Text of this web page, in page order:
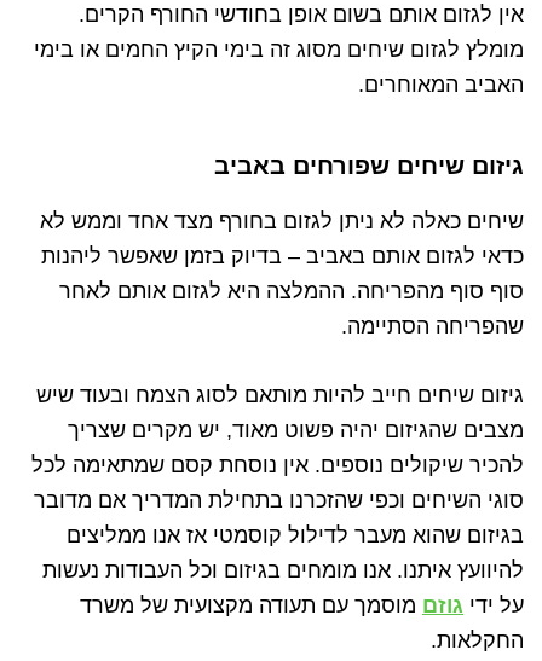
אין לגזום אותם בשום אופן בחודשי החורף הקרים.
מומלץ לגזום שיחים מסוג זה בימי הקיץ החמים או בימי
האביב המאוחרים.
גיזום שיחים שפורחים באביב
שיחים כאלה לא ניתן לגזום בחורף מצד אחד וממש לא
כדאי לגזום אותם באביב – בדיוק בזמן שאפשר ליהנות
סוף סוף מהפריחה. ההמלצה היא לגזום אותם לאחר
שהפריחה הסתיימה.
גיזום שיחים חייב להיות מותאם לסוג הצמח ובעוד שיש
מצבים שהגיזום יהיה פשוט מאוד, יש מקרים שצריך
להכיר שיקולים נוספים. אין נוסחת קסם שמתאימה לכל
סוגי השיחים וכפי שהזכרנו בתחילת המדריך אם מדובר
בגיזום שהוא מעבר לדילול קוסמטי אז אנו ממליצים
להיוועץ איתנו. אנו מומחים בגיזום וכל העבודות נעשות
על ידי גוזם מוסמך עם תעודה מקצועית של משרד
החקלאות.